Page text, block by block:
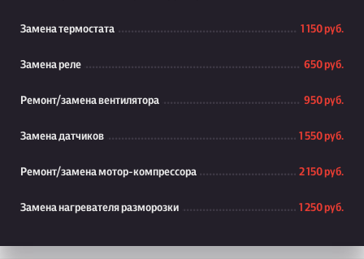
Замена термостата 1 150 руб.
Замена реле 650 руб.
Ремонт/замена вентилятора 950 руб.
Замена датчиков 1 550 руб.
Ремонт/замена мотор-компрессора 2 150 руб.
Замена нагревателя разморозки 1 250 руб.